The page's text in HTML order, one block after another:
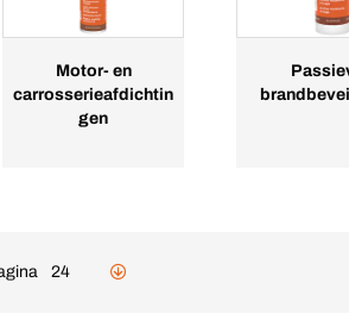
Motor- en
carrosserieafdichtin
gen
24